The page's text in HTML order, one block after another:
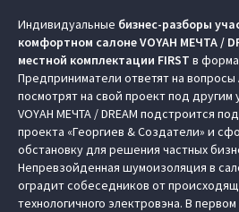
Индивидуальные бизнес-разборы
комфортном салоне VOYAH МЕЧТА /
местной комплектации FIRST в
Предприниматели ответят на вопросы
посмотрят на свой проект под
VOYAH МЕЧТА / DREAM подстроится
проекта «Георгиев & Создатели» и
обстановку для решения частных
Непревзойденная шумоизоляция в
оградит собеседников от
технологичного электровэна. В